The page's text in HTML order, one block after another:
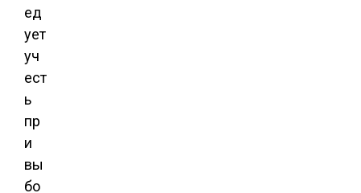
ед
ует
уч
ест
ь
пр
и
вы
бо